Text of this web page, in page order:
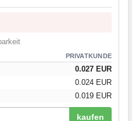
PRIVATKUNDE
0.027 EUR
0.024 EUR
0.019 EUR
kaufen